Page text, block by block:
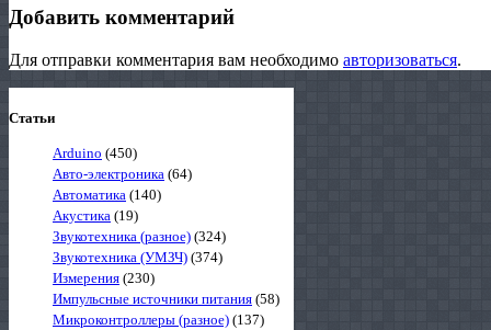
Добавить комментарий
Для отправки комментария вам необходимо авторизоваться.
Статьи
Arduino (450)
Авто-электроника (64)
Автоматика (140)
Акустика (19)
Звукотехника (разное) (324)
Звукотехника (УМЗЧ) (374)
Измерения (230)
Импульсные источники питания (58)
Микроконтроллеры (разное) (137)